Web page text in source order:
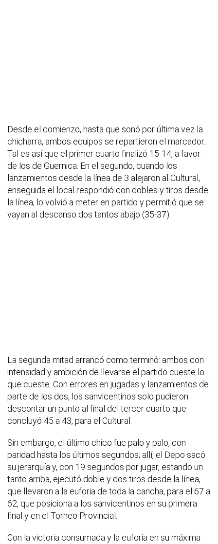
Desde el comienzo, hasta que sonó por última vez la
chicharra, ambos equipos se repartieron el marcador.
Tal es así que el primer cuarto finalizó 15-14, a favor
de los de Guernica. En el segundo, cuando los
lanzamientos desde la línea de 3 alejaron al Cultural,
enseguida el local respondió con dobles y tiros desde
la línea, lo volvió a meter en partido y permitió que se
vayan al descanso dos tantos abajo (35-37).
La segunda mitad arrancó como terminó: ambos con
intensidad y ambición de llevarse el partido cueste lo
que cueste. Con errores en jugadas y lanzamientos de
parte de los dos, los sanvicentinos solo pudieron
descontar un punto al final del tercer cuarto que
concluyó 45 a 43, para el Cultural.
Sin embargo, el último chico fue palo y palo, con
paridad hasta los últimos segundos; allí, el Depo sacó
su jerarquía y, con 19 segundos por jugar, estando un
tanto arriba, ejecutó doble y dos tiros desde la línea,
que llevaron a la euforia de toda la cancha, para el 67 a
62, que posiciona a los sanvicentinos en su primera
final y en el Torneo Provincial.
Con la victoria consumada y la euforia en su máxima